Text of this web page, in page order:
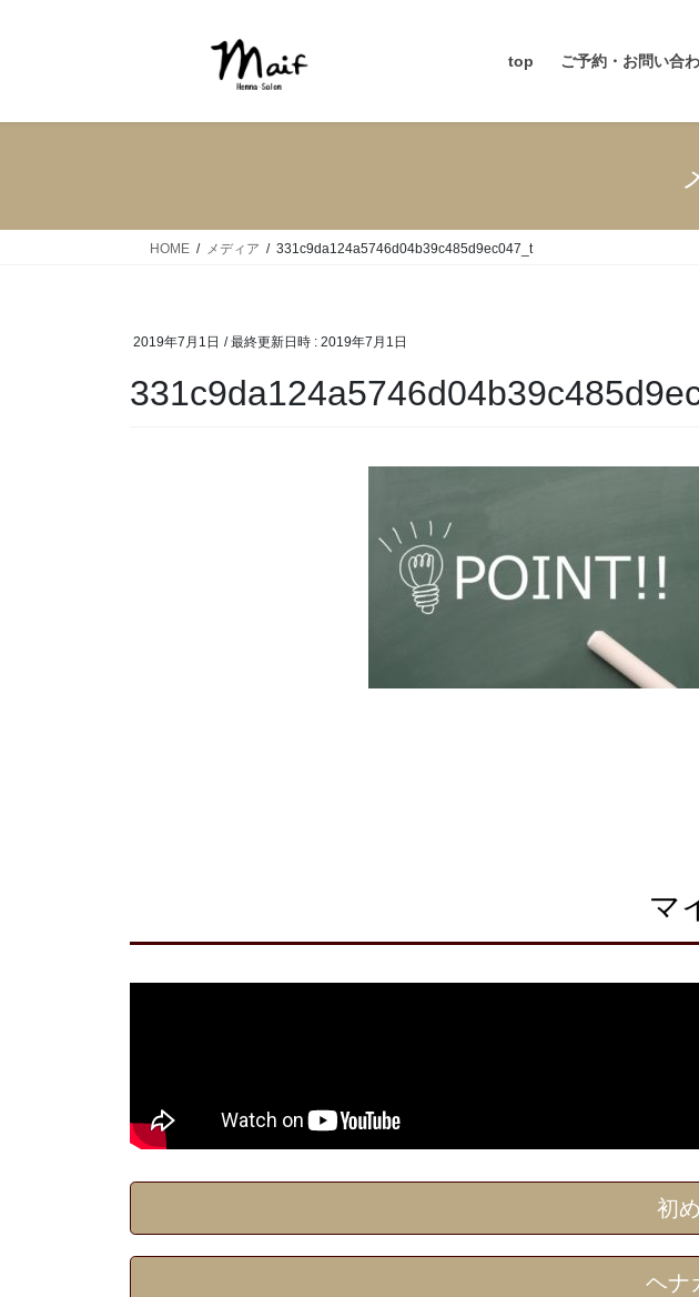
top ご予約・お問い合
HOME メディア 331c9da124a5746d04b39c485d9ec047_t
2019年7月1日 / 最終更新日時 : 2019年7月1日
マ
初
ヘナ